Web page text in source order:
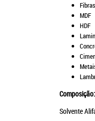
Fibras
MDF
HDF
Composição:
Solvente